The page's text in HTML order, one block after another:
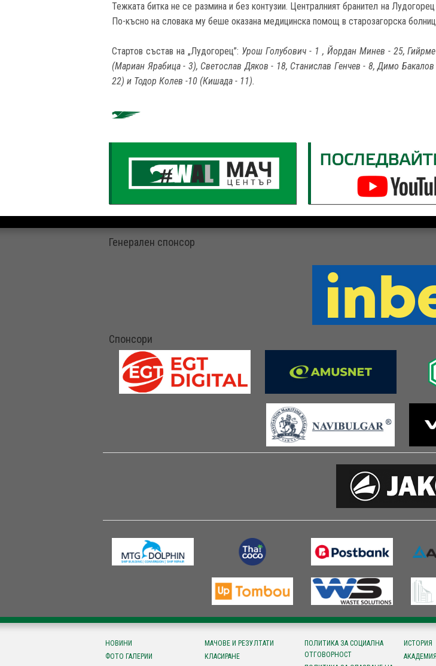
Тежката битка не се размина и без контузии. Централният бранител на
По-късно на словака му беше оказана медицинска помощ в старозагорска
Стартов състав на „Лудогорец”: Урош Голубович - 1 , Йордан Минев - 25,
(Мариан Ярабица - 3), Светослав Дяков - 18, Станислав Генчев - 8, Димо
22) и Тодор Колев -10 (Кишада - 11).
Генерален спонсор
Спонсори
НОВИНИ
ФОТО ГАЛЕРИИ
МАЧОВЕ И РЕЗУЛТАТИ
КЛАСИРАНЕ
ПОЛИТИКА ЗА СОЦИАЛНА
ОТГОВОРНОСТ
ИСТОРИЯ
АКАДЕМИЯ